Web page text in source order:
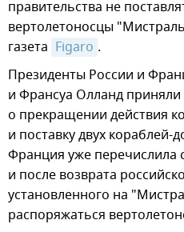
правительства не
вертолетоносцы
газета Figaro .
Президенты России и
и Франсуа Олланд
о прекращении действия
и поставку двух кораблей-
Франция уже перечислила
и после возврата
установленного на
распоряжаться